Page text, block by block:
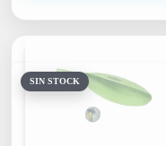
SIN STOCK